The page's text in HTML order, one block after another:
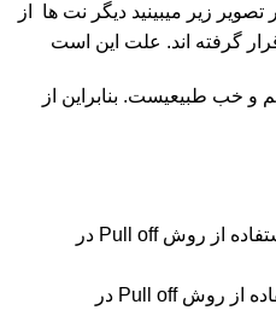
زیر میبینید دیگر نت ها از
قرار گرفته اند. علت این است
و خب طبیعیست. بنابراین از
اجرای تکنیک اسلور با استفاده از روش Pull off در